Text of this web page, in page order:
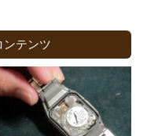
ンテンツ